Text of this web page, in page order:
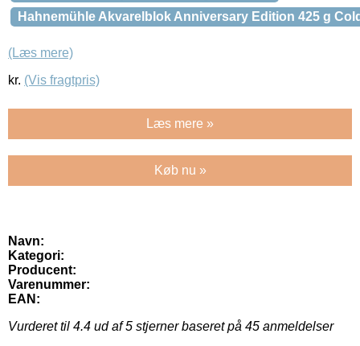
Hahnemühle Akvarelblok Anniversary Edition 425 g
(Læs mere)
kr. (Vis fragtpris)
Læs mere »
Køb nu »
Navn:
Kategori:
Producent:
Varenummer:
EAN:
Vurderet til 4.4 ud af 5 stjerner baseret på 45 anmeldelser